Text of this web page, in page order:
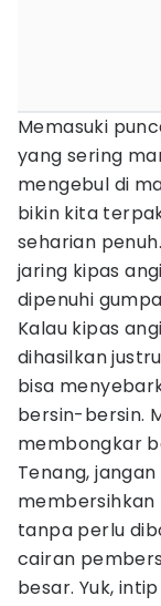
Memasuki
yang sering
mengebul di
bikin kita
seharian
jaring kipas
dipenuhi
Kalau kipas
dihasilkan
bisa
bersin-bersin.
membongkar
Tenang,
membersihkan
tanpa perlu
cairan
besar. Yuk,